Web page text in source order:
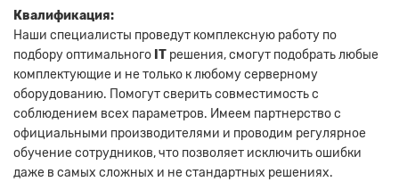
Квалификация:
Наши специалисты проведут комплексную работу по
подбору оптимального IT решения, смогут подобрать любые
комплектующие и не только к любому серверному
оборудованию. Помогут сверить совместимость с
соблюдением всех параметров. Имеем партнерство с
официальными производителями и проводим регулярное
обучение сотрудников, что позволяет исключить ошибки
даже в самых сложных и не стандартных решениях.